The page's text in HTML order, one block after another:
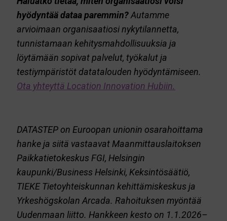
hyödyntää dataa paremmin?Autamme
arvioimaan organisaatiosi nykytilannetta,
tunnistamaan kehitysmahdollisuuksia ja
löytämään sopivat palvelut, työkalut ja
testiympäristöt datatalouden hyödyntämiseen.
Ota yhteyttä Location Innovation Hubiin.
DATASTEP on Euroopan unionin osarahoittama
hanke ja siitä vastaavat Maanmittauslaitoksen
Paikkatietokeskus FGI, Helsingin
kaupunki/Business Helsinki, Keksintösäätiö,
TIEKE Tietoyhteiskunnan kehittämiskeskus ja
Yrkeshögskolan Arcada. Rahoituksen myöntää
Uudenmaan liitto. Hankkeen kesto on 1.1.2026–